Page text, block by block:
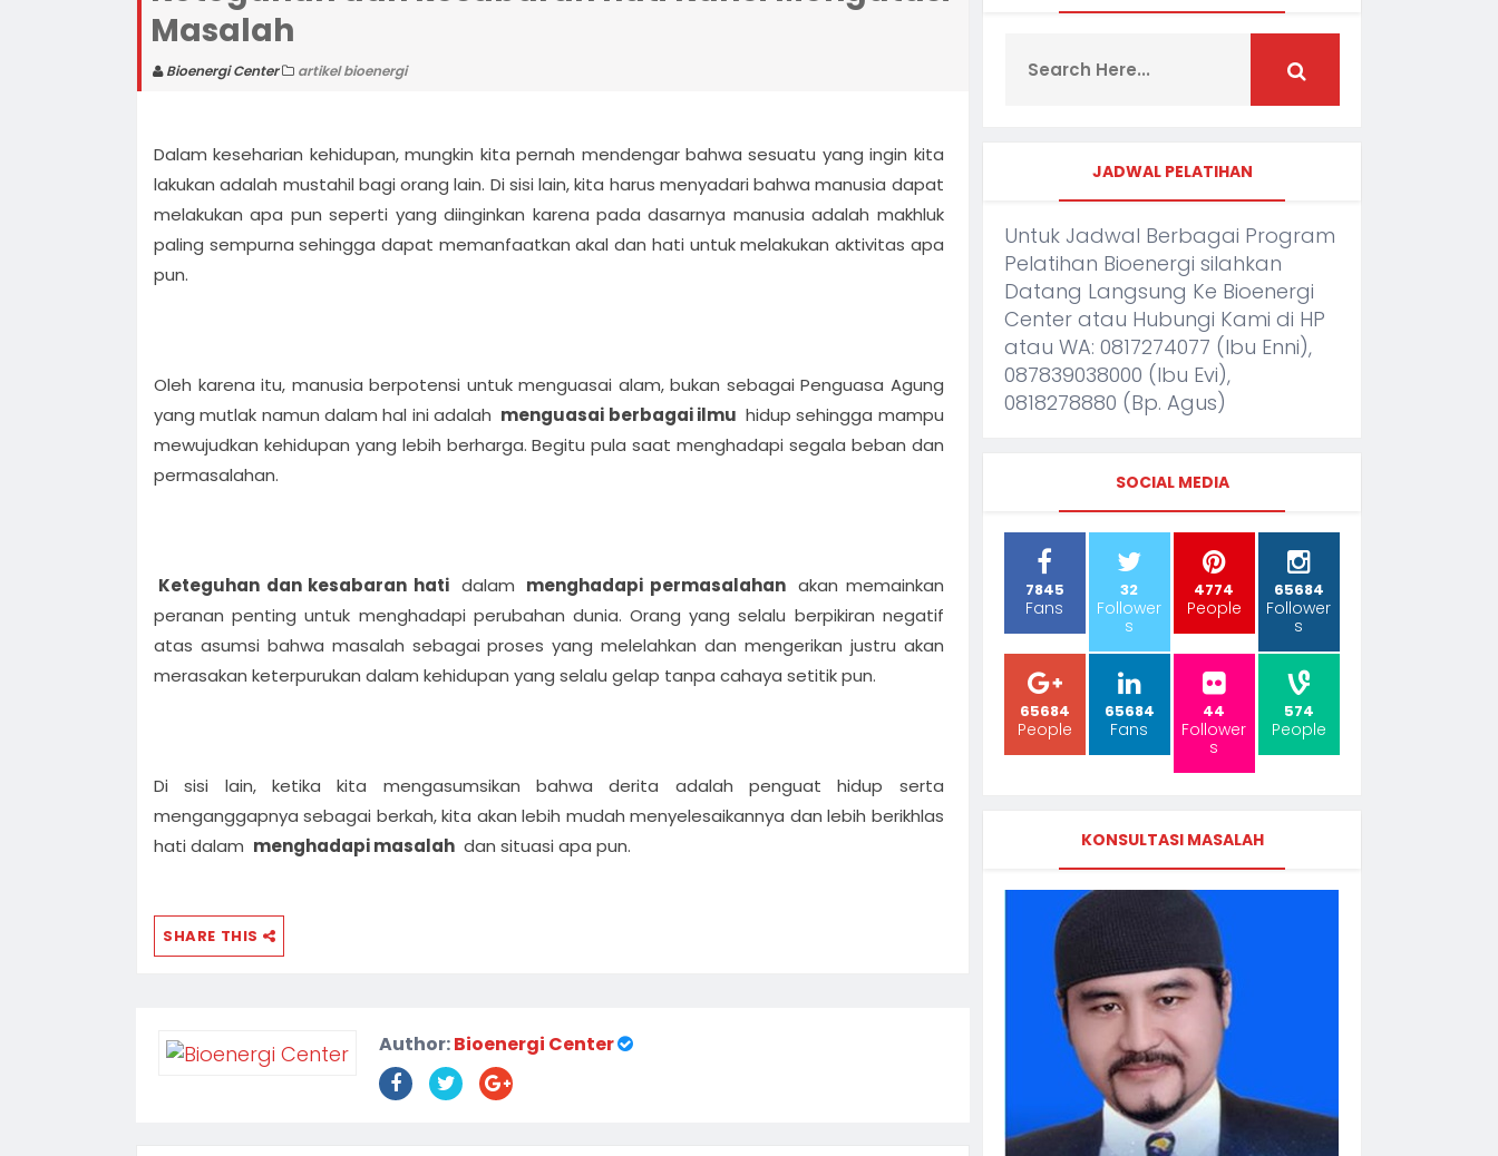
Kecerdasan Anak
Bisa Mengatasi Masalah dan
Menjadi Sukses dengan Bioenergi
Bioenergicenter Menciptakan
Syaiful M. Maghsri
Pelatihan Bioenergi Enterpreneur Power
(BEP ) RAHASIA MENJADI PENGUSAHA
SEHAT, KAYA DAN SUKSES
Program Quantum Bioenergi Cara
Cepat MENDONGKRAK Potensi
KESUKSESAN
Pelatihan Kesuksesan Pelatihan Zona
Masalah
Bioenergi Center artikel bioenergi
Dalam keseharian kehidupan, mungkin kita pernah mendengar bahwa sesuatu yang ingin kita
lakukan adalah mustahil bagi orang lain. Di sisi lain, kita harus menyadari bahwa manusia dapat
melakukan apa pun seperti yang diinginkan karena pada dasarnya manusia adalah makhluk
paling sempurna sehingga dapat memanfaatkan akal dan hati untuk melakukan aktivitas apa
pun.
Oleh karena itu, manusia berpotensi untuk menguasai alam, bukan sebagai Penguasa Agung
yang mutlak namun dalam hal ini adalah menguasai berbagai ilmu hidup sehingga mampu
mewujudkan kehidupan yang lebih berharga. Begitu pula saat menghadapi segala beban dan
permasalahan.
Keteguhan dan kesabaran hati dalam menghadapi permasalahan akan memainkan
peranan penting untuk menghadapi perubahan dunia. Orang yang selalu berpikiran negatif
atas asumsi bahwa masalah sebagai proses yang melelahkan dan mengerikan justru akan
merasakan keterpurukan dalam kehidupan yang selalu gelap tanpa cahaya setitik pun.
Di sisi lain, ketika kita mengasumsikan bahwa derita adalah penguat hidup serta
menganggapnya sebagai berkah, kita akan lebih mudah menyelesaikannya dan lebih berikhlas
hati dalam menghadapi masalah dan situasi apa pun.
SHARE THIS
Author:Bioenergi Center
JADWAL PELATIHAN
Untuk Jadwal Berbagai Program
Pelatihan Bioenergi silahkan
Datang Langsung Ke Bioenergi
Center atau Hubungi Kami di HP
atau WA: 0817274077 (Ibu Enni),
087839038000 (Ibu Evi),
0818278880 (Bp. Agus)
SOCIAL MEDIA
7845
Fans
32
Follower
s
4774
People
65684
Follower
s
65684
People
65684
Fans
44
Follower
s
574
People
KONSULTASI MASALAH